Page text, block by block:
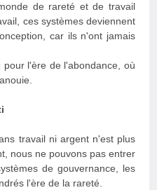
de rareté et de travail
ces systèmes deviennent
car ils n'ont jamais
l'ère de l'abondance, où
travail ni argent n'est plus
nous ne pouvons pas entrer
de gouvernance, les
l'ère de la rareté.